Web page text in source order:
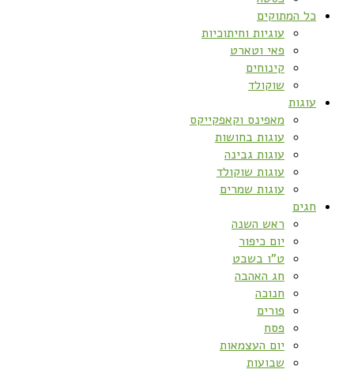
כל המתוקים
עוגיות וחיתוכיות
פאי וטארט
קינוחים
שוקולד
עוגות
מאפינס וקאפקייקס
עוגות בחושות
עוגות גבינה
עוגות שוקולד
עוגות שמרים
חגים
ראש השנה
יום כיפור
ט”ו בשבט
חג האהבה
חנוכה
פורים
פסח
יום העצמאות
שבועות